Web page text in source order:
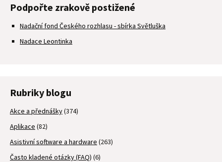
Podpořte zrakově postižené
Nadační fond Českého rozhlasu - sbírka Světluška
Nadace Leontinka
Rubriky blogu
Akce a přednášky(374)
Aplikace (82)
Asistivní software a hardware (263)
Často kladené otázky (FAQ) (6)